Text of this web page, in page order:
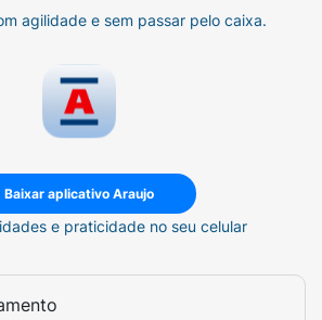
agilidade e sem passar pelo caixa.
Baixar aplicativo Araujo
e praticidade no seu celular